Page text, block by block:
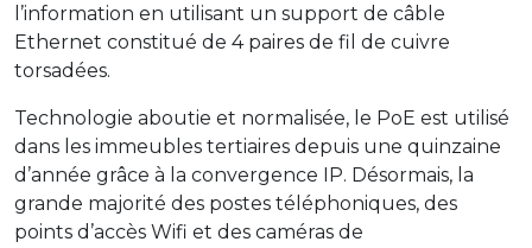
l’information en utilisant un support de câble
Ethernet constitué de 4 paires de fil de cuivre
torsadées.
Technologie aboutie et normalisée, le PoE est utilisé
dans les immeubles tertiaires depuis une quinzaine
d’année grâce à la convergence IP. Désormais, la
grande majorité des postes téléphoniques, des
points d’accès Wifi et des caméras de